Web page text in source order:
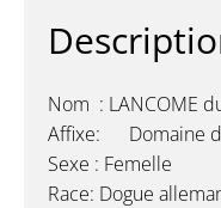
Nom : LANCOME
Affixe: Domaine
Sexe : Femelle
Race: Dogue